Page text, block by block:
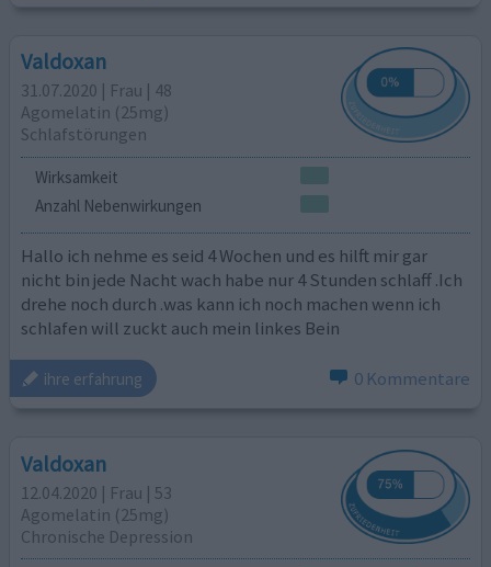
Valdoxan
31.07.2020 | Frau | 48
Agomelatin (25mg)
Schlafstörungen
Wirksamkeit
Anzahl Nebenwirkungen
Hallo ich nehme es seid 4 Wochen und es hilft mir gar
nicht bin jede Nacht wach habe nur 4 Stunden schlaff .Ich
drehe noch durch .was kann ich noch machen wenn ich
schlafen will zuckt auch mein linkes Bein
ihre erfahrung 0 Kommentare
Valdoxan
12.04.2020 | Frau | 53
Agomelatin (25mg)
Chronische Depression